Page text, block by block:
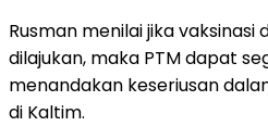
Rusman menilai jika
dilajukan, maka PTM dapat
menandakan keseriusan
di Kaltim.